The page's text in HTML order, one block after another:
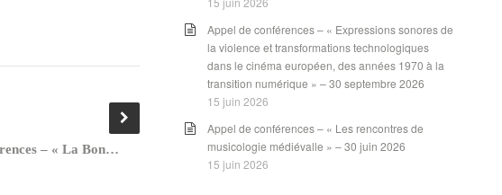
Appel de conférences – « La Bonne cause. De la représentation des domestiques à l’opéra français aux XIX
Appel de conférences – « Expressions sonores de
la violence et transformations technologiques
dans le cinéma européen, des années 1970 à la
transition numérique » – 30 septembre 2026
15 juin 2026
Appel de conférences – « Les rencontres de
musicologie médiévalle » – 30 juin 2026
15 juin 2026